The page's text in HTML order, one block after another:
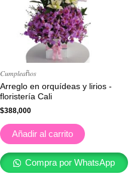
𝐶𝑢𝑚𝑝𝑙𝑒𝑎ñ𝑜𝑠
Arreglo en orquídeas y lirios -
floristería Cali
$388,000
Añadir al carrito
Compra por WhatsApp